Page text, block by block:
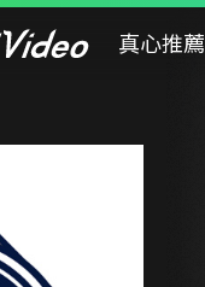
真心推薦